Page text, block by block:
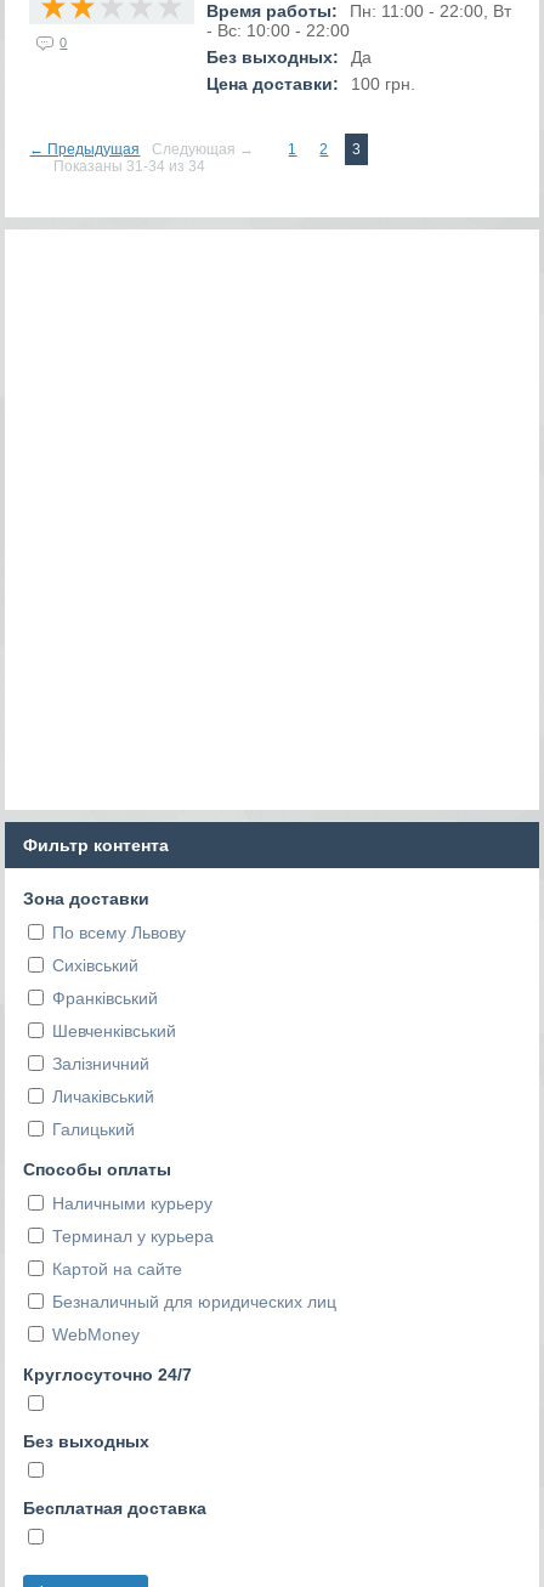
0
Время работы:
Пн: 11:00 - 22:00, Вт
- Вс: 10:00 - 22:00
Без выходных:
Да
Цена доставки:
100 грн.
← Предыдущая Следующая → 1 2
3
Показаны 31-34 из 34
Фильтр контента
Зона доставки
По всему Львову
Сихівський
Франківський
Шевченківський
Залізничний
Личаківський
Галицький
Способы оплаты
Наличными курьеру
Терминал у курьера
Картой на сайте
Безналичный для юридических лиц
WebMoney
Круглосуточно 24/7
Без выходных
Бесплатная доставка